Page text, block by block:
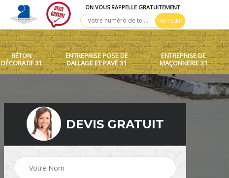
ON VOUS RAPPELLE GRATUITEMENT
BÉTON
DÉCORATIF 31
ENTREPRISE POSE DE
DALLAGE ET PAVÉ 31
ENTREPRISE DE
MAÇONNERIE 31
DEVIS GRATUIT